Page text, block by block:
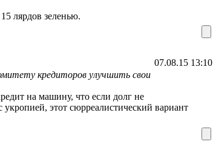
лярдов зеленью.
07.08.15 13:10
кредиторов улучшить свои
на машину, что если долг не
этот сюрреалистический вариант